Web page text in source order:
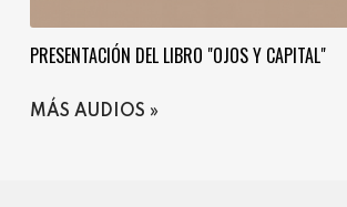
PRESENTACIÓN DEL LIBRO "OJOS Y CAPITAL"
MÁS AUDIOS